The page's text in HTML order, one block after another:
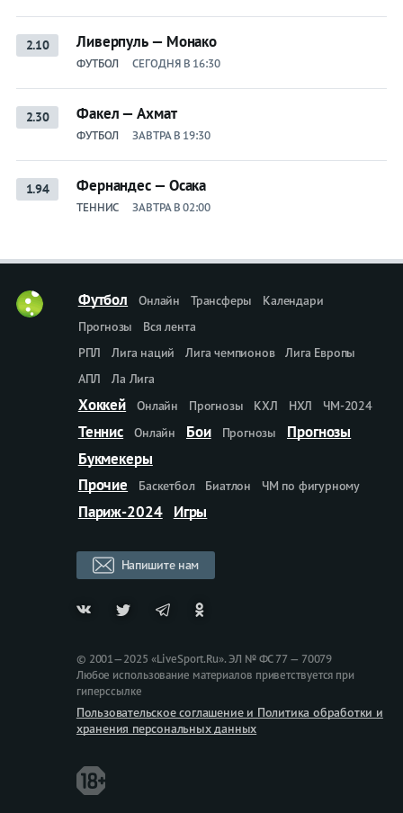
2.10 Ливерпуль — Монако
ФУТБОЛ СЕГОДНЯ В 16:30
2.30 Факел — Ахмат
ФУТБОЛ ЗАВТРА В 19:30
1.94 Фернандес — Осака
ТЕННИС ЗАВТРА В 02:00
Футбол Онлайн Трансферы
Календари
Прогнозы
Вся лента
РПЛ
Лига наций Лига чемпионов
Лига Европы
АПЛ
Ла Лига
Хоккей Онлайн Прогнозы КХЛ НХЛ ЧМ-2024
Теннис Онлайн Бои Прогнозы
Прогнозы
Букмекеры
Прочие
Баскетбол Биатлон ЧМ по фигурному
Париж-2024 Игры
Напишите нам
© 2001—2025 «LiveSport.Ru». ЭЛ № ФС 77 — 70079
Любое использование материалов приветствуется при
гиперссылке
Пользовательское соглашение и Политика обработки и
хранения персональных данных